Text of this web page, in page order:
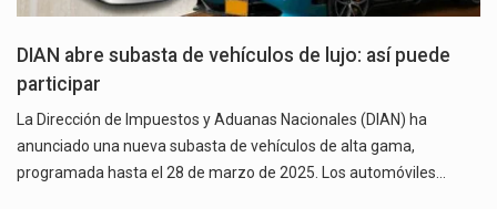
DIAN abre subasta de vehículos de lujo: así puede
participar
La Dirección de Impuestos y Aduanas Nacionales (DIAN) ha
anunciado una nueva subasta de vehículos de alta gama,
programada hasta el 28 de marzo de 2025. Los automóviles…